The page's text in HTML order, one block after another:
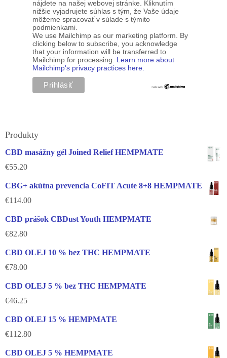
nájdete na našej webovej stránke. Kliknutím
nižšie vyjadrujete súhlas s tým, že Vaše údaje
môžeme spracovať v súlade s týmito
podmienkami.
We use Mailchimp as our marketing platform. By
clicking below to subscribe, you acknowledge
that your information will be transferred to
Mailchimp for processing. Learn more about
Mailchimp's privacy practices here.
Produkty
CBD masážny gél Joined Relief HEMPMATE
€55.20
CBG+ akútna prevencia CoFIT Acute 8+8 HEMPMATE
€114.00
CBD prášok CBDust Youth HEMPMATE
€82.80
CBD OLEJ 10 % bez THC HEMPMATE
€78.00
CBD OLEJ 5 % bez THC HEMPMATE
€46.25
CBD OLEJ 15 % HEMPMATE
€112.80
CBD OLEJ 5 % HEMPMATE